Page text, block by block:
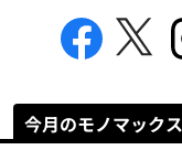
今月のモノマック